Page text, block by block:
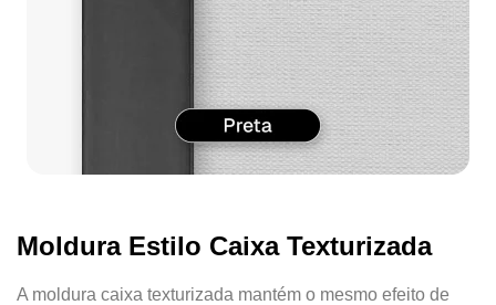
Moldura Estilo Caixa Texturizada
A moldura caixa texturizada mantém o mesmo efeito de